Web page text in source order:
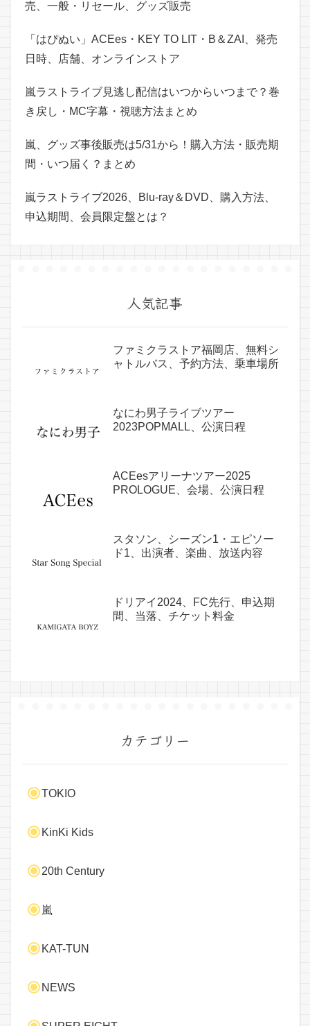
売、一般・リセール、グッズ販売
「はぴぬい」ACEes・KEY TO LIT・B＆ZAI、発売
日時、店舗、オンラインストア
嵐ラストライブ見逃し配信はいつからいつまで？巻
き戻し・MC字幕・視聴方法まとめ
嵐、グッズ事後販売は5/31から！購入方法・販売期
間・いつ届く？まとめ
嵐ラストライブ2026、Blu-ray＆DVD、購入方法、
申込期間、会員限定盤とは？
人気記事
ファミクラストア福岡店、無料シ
ャトルバス、予約方法、乗車場所
なにわ男子ライブツアー
2023POPMALL、公演日程
ACEesアリーナツアー2025
PROLOGUE、会場、公演日程
スタソン、シーズン1・エピソー
ド1、出演者、楽曲、放送内容
ドリアイ2024、FC先行、申込期
間、当落、チケット料金
カテゴリー
TOKIO
KinKi Kids
20th Century
嵐
KAT-TUN
NEWS